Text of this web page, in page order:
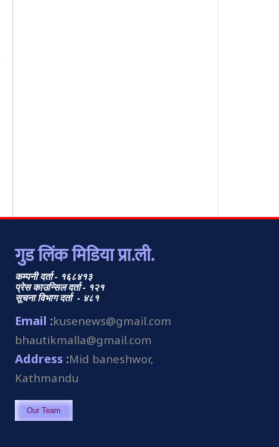
गुड लिंक मिडिया प्रा.ली.
कम्पनी दर्ता - १६८४१३
प्रेस काउन्सिल दर्ता - १२१
सूचना विभाग दर्ता - ४८१
Email :kusenews@gmail.com
bhautikmalla@gmail.com
Address :Mid baneshwor,
Kathmandu
Our Team